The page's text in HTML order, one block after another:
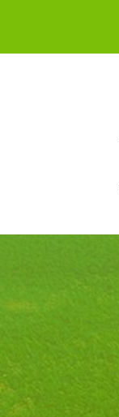
contenido